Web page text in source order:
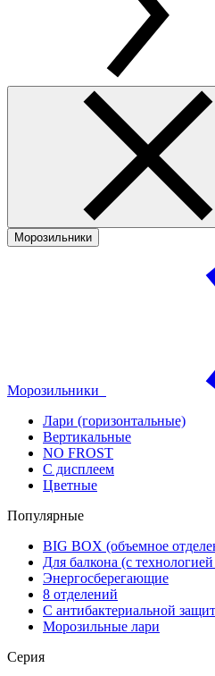
Морозильники
Морозильники
Лари (горизонтальные)
Вертикальные
NO FROST
С дисплеем
Цветные
Популярные
BIG BOX (объемное
Для балкона (с
Энергосберегающие
8 отделений
С антибактериальной
Морозильные лари
Серия